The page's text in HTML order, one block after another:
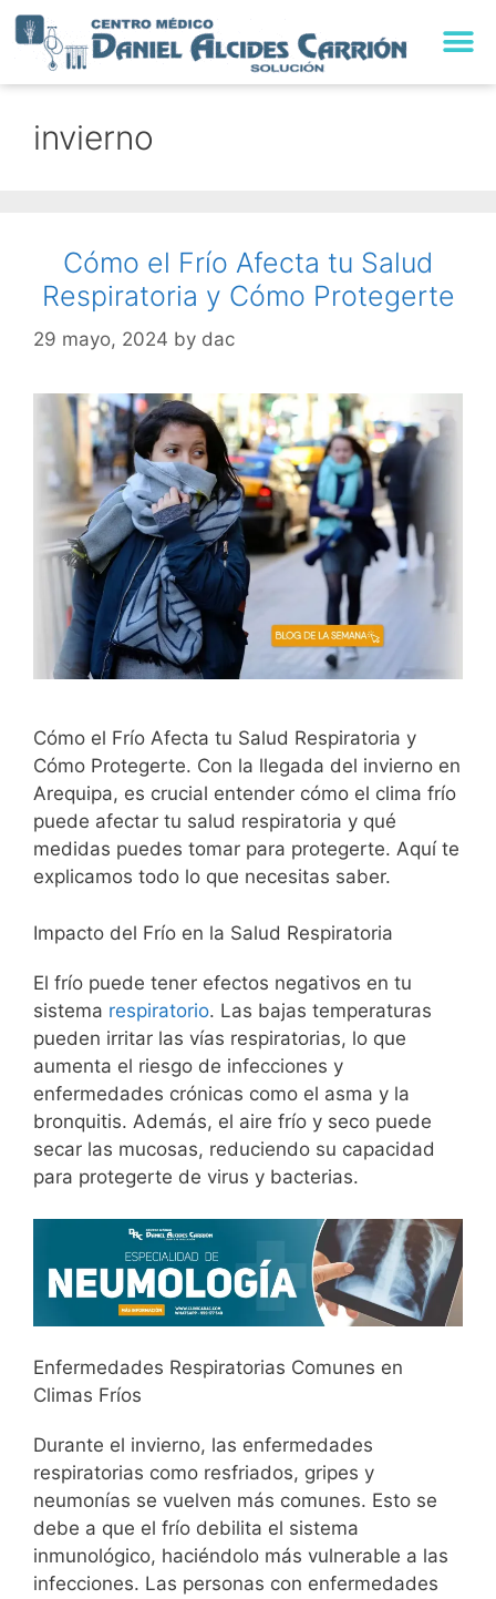
invierno
Cómo el Frío Afecta tu Salud
Respiratoria y Cómo Protegerte
29 mayo, 2024 by dac
Cómo el Frío Afecta tu Salud Respiratoria y
Cómo Protegerte. Con la llegada del invierno en
Arequipa, es crucial entender cómo el clima frío
puede afectar tu salud respiratoria y qué
medidas puedes tomar para protegerte. Aquí te
explicamos todo lo que necesitas saber.
Impacto del Frío en la Salud Respiratoria
El frío puede tener efectos negativos en tu
sistema respiratorio. Las bajas temperaturas
pueden irritar las vías respiratorias, lo que
aumenta el riesgo de infecciones y
enfermedades crónicas como el asma y la
bronquitis. Además, el aire frío y seco puede
secar las mucosas, reduciendo su capacidad
para protegerte de virus y bacterias.
Enfermedades Respiratorias Comunes en
Climas Fríos
Durante el invierno, las enfermedades
respiratorias como resfriados, gripes y
neumonías se vuelven más comunes. Esto se
debe a que el frío debilita el sistema
inmunológico, haciéndolo más vulnerable a las
infecciones. Las personas con enfermedades